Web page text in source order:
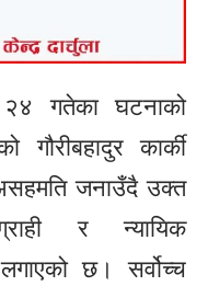
गतेका घटनाको
गौरीबहादुर कार्की
जनाउँदै उक्त
र न्यायिक
छ। सर्वोच्च